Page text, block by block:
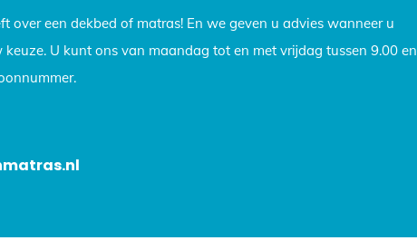
over een dekbed of matras! En we geven u advies wanneer u
U kunt ons van maandag tot en met vrijdag tussen 9.00 en